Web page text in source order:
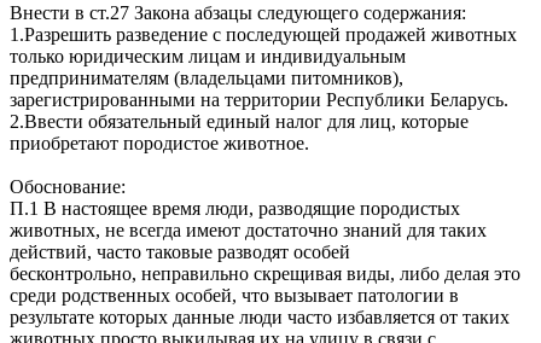
Внести в ст.27 Закона абзацы следующего содержания:
1.Разрешить разведение с последующей продажей животных
только юридическим лицам и индивидуальным
предпринимателям (владельцами питомников),
зарегистрированными на территории Республики Беларусь.
2.Ввести обязательный единый налог для лиц, которые
приобретают породистое животное.
Обоснование:
П.1 В настоящее время люди, разводящие породистых
животных, не всегда имеют достаточно знаний для таких
действий, часто таковые разводят особей
бесконтрольно, неправильно скрещивая виды, либо делая это
среди родственных особей, что вызывает патологии в
результате которых данные люди часто избавляется от таких
животных просто выкидывая их на улицу в связи с